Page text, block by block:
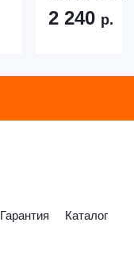
2 240 р.
Гарантия Каталог